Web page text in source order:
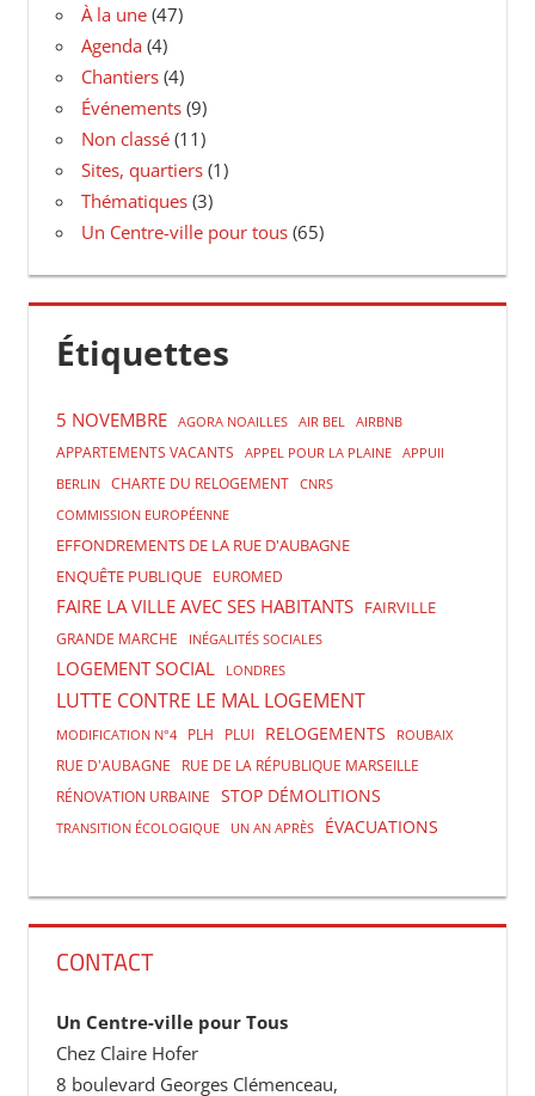
À la une (47)
Agenda (4)
Chantiers (4)
Événements (9)
Non classé (11)
Sites, quartiers (1)
Thématiques (3)
Un Centre-ville pour tous (65)
Étiquettes
5 NOVEMBRE AGORA NOAILLES AIR BEL AIRBNB
APPARTEMENTS VACANTS APPEL POUR LA PLAINE
APPUII
BERLIN
CHARTE DU RELOGEMENT
CNRS
COMMISSION EUROPÉENNE
EFFONDREMENTS DE LA RUE D'AUBAGNE
ENQUÊTE PUBLIQUE
EUROMED
FAIRE LA VILLE AVEC SES HABITANTS FAIRVILLE
GRANDE MARCHE INÉGALITÉS SOCIALES
LOGEMENT SOCIAL LONDRES
LUTTE CONTRE LE MAL LOGEMENT
MODIFICATION N°4 PLH PLUI RELOGEMENTS ROUBAIX
RUE D'AUBAGNE
RUE DE LA RÉPUBLIQUE MARSEILLE
RÉNOVATION URBAINE
STOP DÉMOLITIONS
TRANSITION ÉCOLOGIQUE UN AN APRÈS ÉVACUATIONS
CONTACT
Un Centre-ville pour Tous
Chez Claire Hofer
8 boulevard Georges Clémenceau,